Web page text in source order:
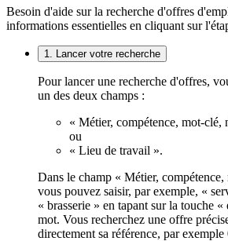
Besoin d'aide sur la recherche d'offres
informations essentielles en cliquant sur
1. Lancer votre recherche
Pour lancer une recherche d'offres,
un des deux champs :
« Métier, compétence, mot-clé,
ou
« Lieu de travail ».
Dans le champ « Métier,
vous pouvez saisir, par exemple, «
« brasserie » en tapant sur la touche «
mot. Vous recherchez une offre
directement sa référence, par